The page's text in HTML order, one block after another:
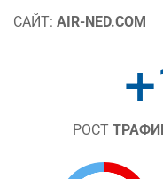
САЙТ: AIR-NED.COM
РОСТ